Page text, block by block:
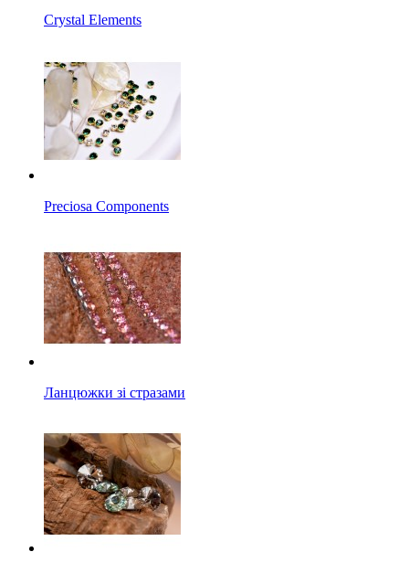
Crystal Elements
Preciosa Components
Ланцюжки зі стразами